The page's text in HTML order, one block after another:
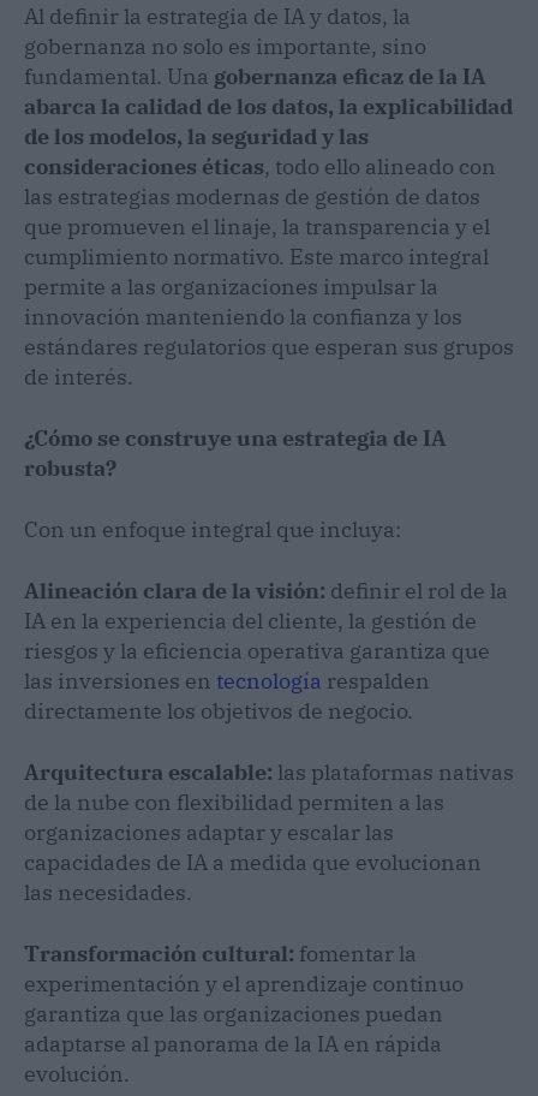
Al definir la estrategia de IA y datos, la
gobernanza no solo es importante, sino
fundamental. Una gobernanza eficaz de la IA
abarca la calidad de los datos, la explicabilidad
de los modelos, la seguridad y las
consideraciones éticas, todo ello alineado con
las estrategias modernas de gestión de datos
que promueven el linaje, la transparencia y el
cumplimiento normativo. Este marco integral
permite a las organizaciones impulsar la
innovación manteniendo la confianza y los
estándares regulatorios que esperan sus grupos
de interés.
¿Cómo se construye una estrategia de IA
robusta?
Con un enfoque integral que incluya:
Alineación clara de la visión: definir el rol de la
IA en la experiencia del cliente, la gestión de
riesgos y la eficiencia operativa garantiza que
las inversiones en tecnología respalden
directamente los objetivos de negocio.
Arquitectura escalable: las plataformas nativas
de la nube con flexibilidad permiten a las
organizaciones adaptar y escalar las
capacidades de IA a medida que evolucionan
las necesidades.
Transformación cultural: fomentar la
experimentación y el aprendizaje continuo
garantiza que las organizaciones puedan
adaptarse al panorama de la IA en rápida
evolución.